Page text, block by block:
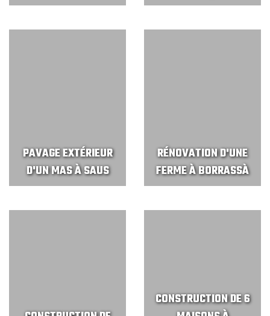
PAVAGE EXTÉRIEUR
D'UN MAS À SAUS
RÉNOVATION D'UNE
FERME À BORRASSÀ
CONSTRUCTION DE 6